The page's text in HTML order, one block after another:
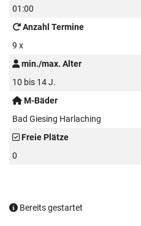
01:00
Anzahl Termine
9 x
min./max. Alter
10 bis 14 J.
M-Bäder
Bad Giesing Harlaching
Freie Plätze
0
Bereits gestartet